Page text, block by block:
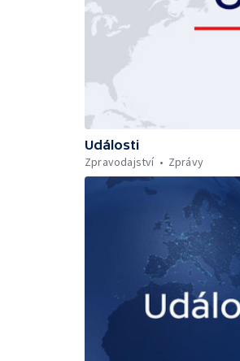
Události
Zpravodajství
Zprávy